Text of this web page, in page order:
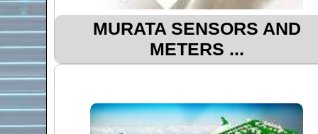
MURATA SENSORS AND
METERS ...